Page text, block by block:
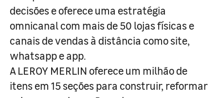
decisões e oferece uma estratégia
omnicanal com mais de 50 lojas físicas e
canais de vendas à distância como site,
whatsapp e app.
A LEROY MERLIN oferece um milhão de
itens em 15 seções para construir, reformar